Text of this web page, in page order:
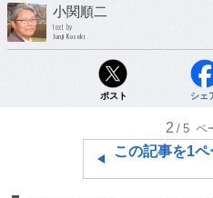
小関順二
text by
Junji Koseki
ポスト シェ
2 /5 ペ
この記事を1